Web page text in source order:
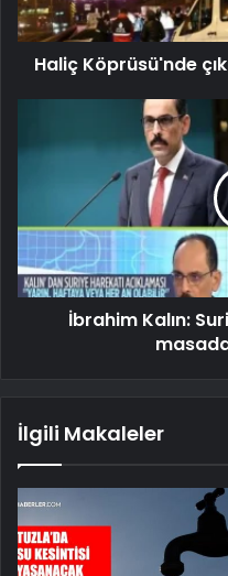
Haliç Köprüsü'nde
İbrahim Kalın:
İlgili Makaleler